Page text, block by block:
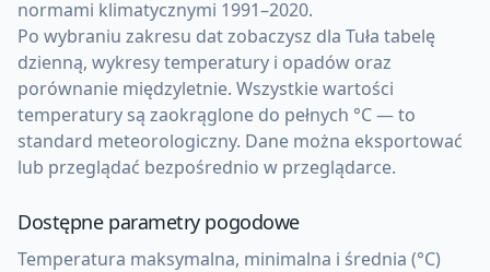
normami klimatycznymi 1991–2020.
Po wybraniu zakresu dat zobaczysz dla Tuła tabelę
dzienną, wykresy temperatury i opadów oraz
porównanie międzyletnie. Wszystkie wartości
temperatury są zaokrąglone do pełnych °C — to
standard meteorologiczny. Dane można eksportować
lub przeglądać bezpośrednio w przeglądarce.
Dostępne parametry pogodowe
Temperatura maksymalna, minimalna i średnia (°C)